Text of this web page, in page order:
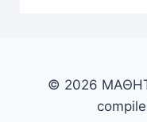
© 2026